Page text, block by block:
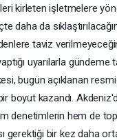
kirleten işletmelere
daha da
taviz
uyarılarla gündeme
bugün açıklanan
boyut kazandı.
denetimlerin hem de
gerektiği bir kez daha